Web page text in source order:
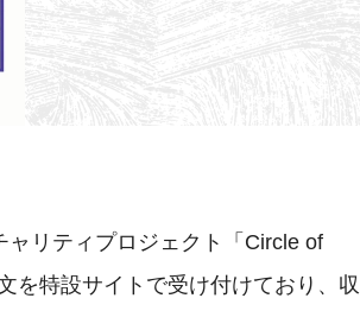
リティプロジェクト「Circle of
を特設サイトで受け付けており、収